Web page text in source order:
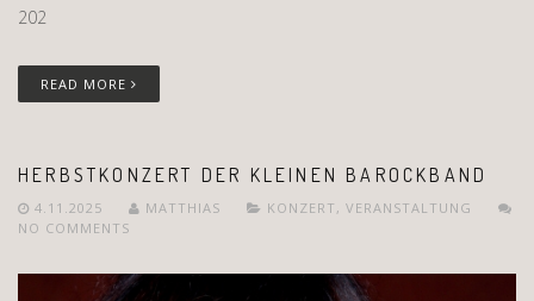
202
READ MORE
HERBSTKONZERT DER KLEINEN BAROCKBAND
4.11.2025 MATTHIAS KONZERT , VERANSTALTUNG
NO COMMENTS